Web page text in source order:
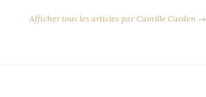
Afficher tous les articles par Camille Carden →